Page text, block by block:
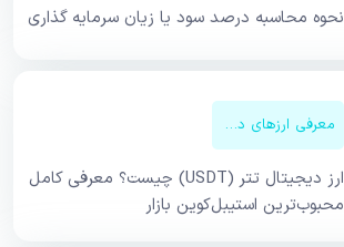
نحوه محاسبه درصد سود یا زیان سرمایه گذاری
معرفی ارزهای دیجیتال
ارز دیجیتال تتر (USDT) چیست؟ معرفی کامل
محبوب‌ترین استیبل‌کوین بازار